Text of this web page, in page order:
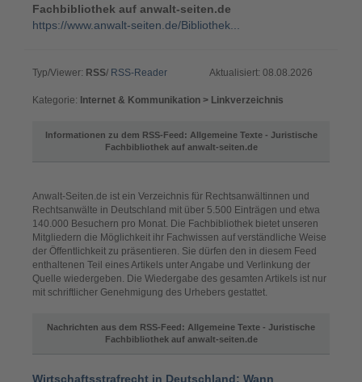
Fachbibliothek auf anwalt-seiten.de
https://www.anwalt-seiten.de/Bibliothek...
Typ/Viewer: RSS/ RSS-Reader Aktualisiert: 08.08.2026
Kategorie: Internet & Kommunikation > Linkverzeichnis
Informationen zu dem RSS-Feed: Allgemeine Texte - Juristische
Fachbibliothek auf anwalt-seiten.de
Anwalt-Seiten.de ist ein Verzeichnis für Rechtsanwältinnen und
Rechtsanwälte in Deutschland mit über 5.500 Einträgen und etwa
140.000 Besuchern pro Monat. Die Fachbibliothek bietet unseren
Mitgliedern die Möglichkeit ihr Fachwissen auf verständliche Weise
der Öffentlichkeit zu präsentieren. Sie dürfen den in diesem Feed
enthaltenen Teil eines Artikels unter Angabe und Verlinkung der
Quelle wiedergeben. Die Wiedergabe des gesamten Artikels ist nur
mit schriftlicher Genehmigung des Urhebers gestattet.
Nachrichten aus dem RSS-Feed: Allgemeine Texte - Juristische
Fachbibliothek auf anwalt-seiten.de
Wirtschaftsstrafrecht in Deutschland: Wann